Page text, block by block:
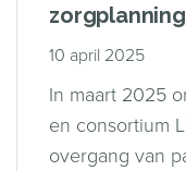
10 april 2025
In maart 2025
en consortium
overgang van